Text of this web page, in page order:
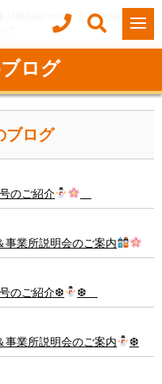
/計画相談) HOME
事業所紹介
ログ
ブログ
のご紹介
事業所説明会のご案内
のご紹介❆ ❆
事業所説明会のご案内 ❆